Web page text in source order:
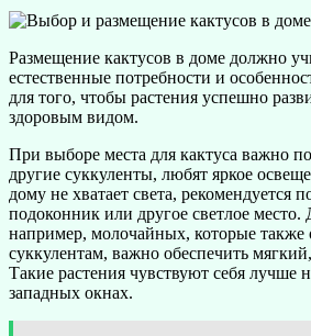
Размещение кактусов в доме должно
естественные потребности и
для того, чтобы растения успешно
здоровым видом.
При выборе места для кактуса важно
другие суккуленты, любят яркое
дому не хватает света, рекомендуется
подоконник или другое светлое место.
например, молочайных, которые также
суккулентам, важно обеспечить
Такие растения чувствуют себя лучше
западных окнах.